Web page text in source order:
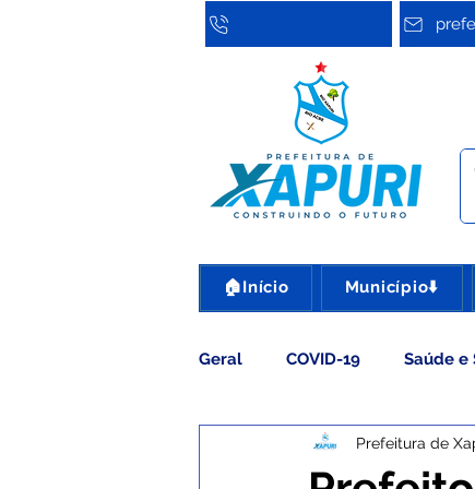
🏠Início Município⬇️
Geral COVID-19 Saúde e
Assistência SocialPrefeitura de